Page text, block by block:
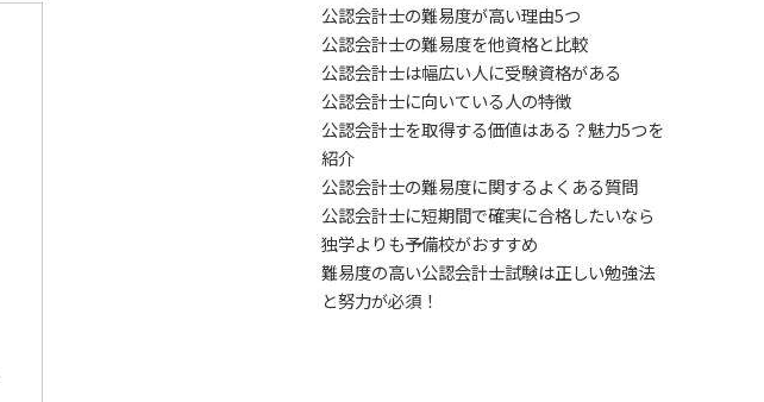
公認会計士の難易度が高い理由5つ
公認会計士の難易度を他資格と比較
公認会計士は幅広い人に受験資格がある
公認会計士に向いている人の特徴
公認会計士を取得する価値はある？魅力5つを
紹介
公認会計士の難易度に関するよくある質問
公認会計士に短期間で確実に合格したいなら
独学よりも予備校がおすすめ
難易度の高い公認会計士試験は正しい勉強法
と努力が必須！